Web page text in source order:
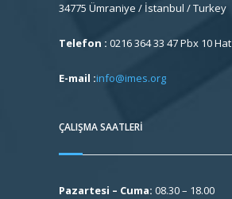
34775 Ümraniye / İstanbul / Turkey
Telefon : 0216 364 33 47 Pbx 10 Hat
E-mail :info@imes.org
ÇALIŞMA SAATLERI
Pazartesi – Cuma: 08.30 – 18.00